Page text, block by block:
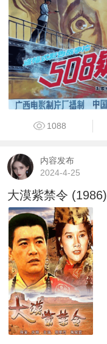
1088
内容发布
2024-4-25
大漠紫禁令 (1986)